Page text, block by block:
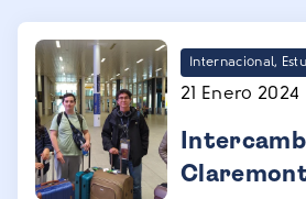
Internacional,
21 Enero 2024